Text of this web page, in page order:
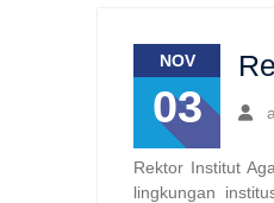
NOV
03
Rektor Institut
lingkungan